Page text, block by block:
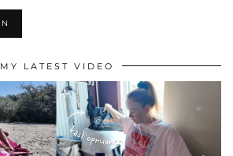
MY LATEST VIDEO